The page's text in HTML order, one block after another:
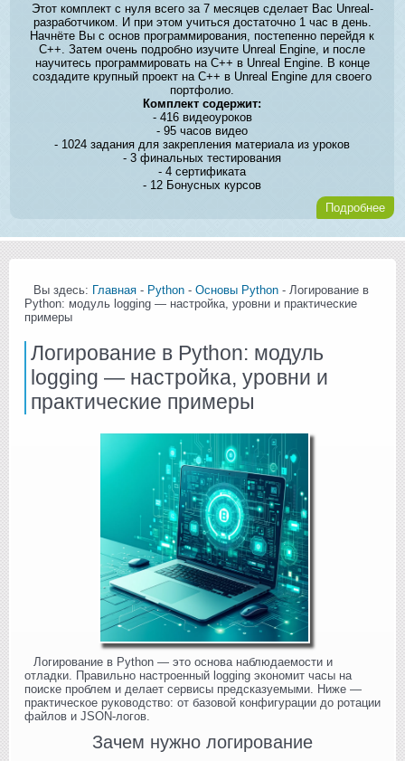
Этот комплект с нуля всего за 7 месяцев сделает Вас Unreal-
разработчиком. И при этом учиться достаточно 1 час в день.
Начнёте Вы с основ программирования, постепенно перейдя к
C++. Затем очень подробно изучите Unreal Engine, и после
научитесь программировать на C++ в Unreal Engine. В конце
создадите крупный проект на C++ в Unreal Engine для своего
портфолио.
Комплект содержит:
- 416 видеоуроков
- 95 часов видео
- 1024 задания для закрепления материала из уроков
- 3 финальных тестирования
- 4 сертификата
- 12 Бонусных курсов
Подробнее
Вы здесь: Главная - Python - Основы Python - Логирование в
Python: модуль logging — настройка, уровни и практические
примеры
Логирование в Python: модуль
logging — настройка, уровни и
практические примеры
Логирование в Python — это основа наблюдаемости и
отладки. Правильно настроенный logging экономит часы на
поиске проблем и делает сервисы предсказуемыми. Ниже —
практическое руководство: от базовой конфигурации до ротации
файлов и JSON‑логов.
Зачем нужно логирование